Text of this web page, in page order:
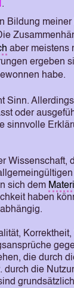
.
Bildung meiner
aber meistens
ergeben
habe.
Sinn.
oder
sinnvolle
Wissenschaft,
sich dem
haben
die durch
die